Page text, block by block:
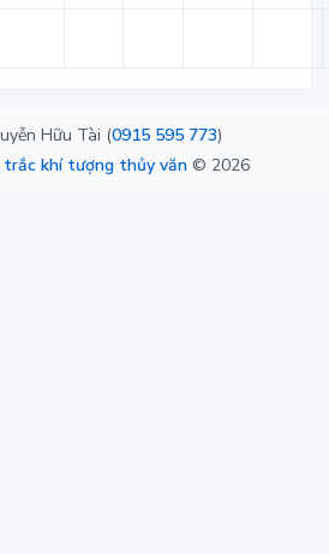
Hữu Tài (0915 595 773)
trắc khí tượng thủy văn © 2026